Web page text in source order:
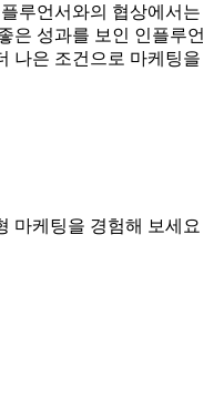
루언서와의 협상에서는
은 성과를 보인 인플루언
나은 조건으로 마케팅을
마케팅을 경험해 보세요